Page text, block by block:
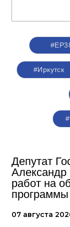
#Иркутск
Депутат
Александр
работ на
07 августа